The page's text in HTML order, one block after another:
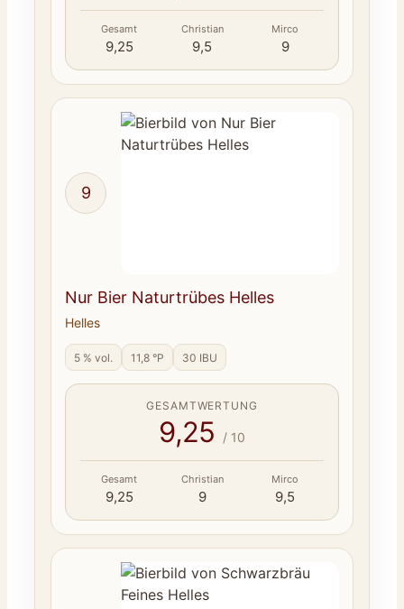
Gesamt
9,25
Christian
9,5
Mirco
9
9
Nur Bier Naturtrübes Helles
Helles
5 % vol. 11,8 °P 30 IBU
GESAMTWERTUNG
9,25 / 10
Gesamt
9,25
Christian
9
Mirco
9,5